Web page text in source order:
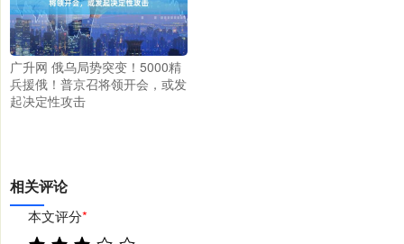
广升网 俄乌局势突变！5000精
兵援俄！普京召将领开会，或发
起决定性攻击
相关评论
本文评分*